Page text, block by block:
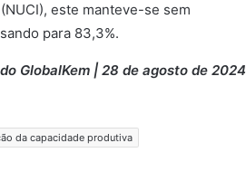
este manteve-se sem
para 83,3%.
GlobalKem | 28 de agosto de 2024
da capacidade produtiva